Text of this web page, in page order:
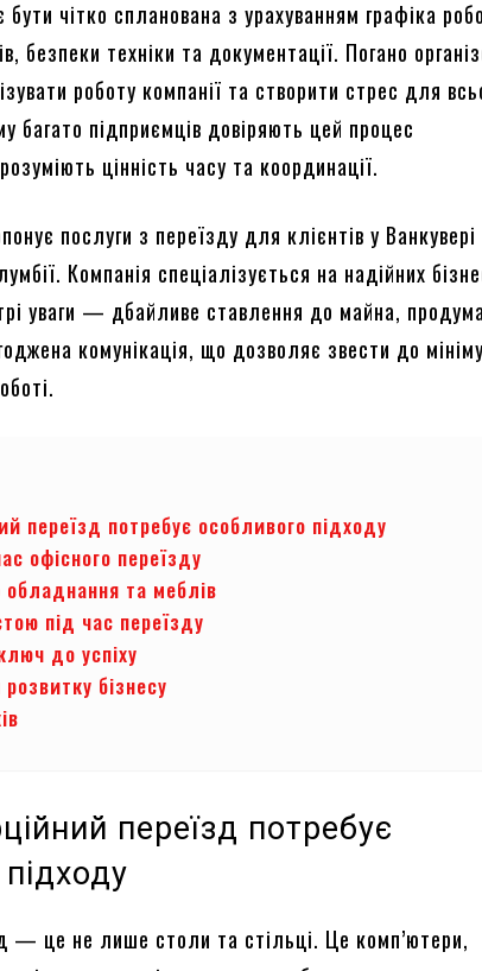
чітко спланована з урахуванням графіка
безпеки техніки та документації. Погано
роботу компанії та створити стрес для
багато підприємців довіряють цей процес
цінність часу та координації.
послуги з переїзду для клієнтів у
Компанія спеціалізується на надійних
уваги — дбайливе ставлення до майна,
комунікація, що дозволяє звести до
переїзд потребує особливого підходу
офісного переїзду
обладнання та меблів
під час переїзду
до успіху
бізнесу
переїзд потребує
— це не лише столи та стільці. Це комп’ютери,